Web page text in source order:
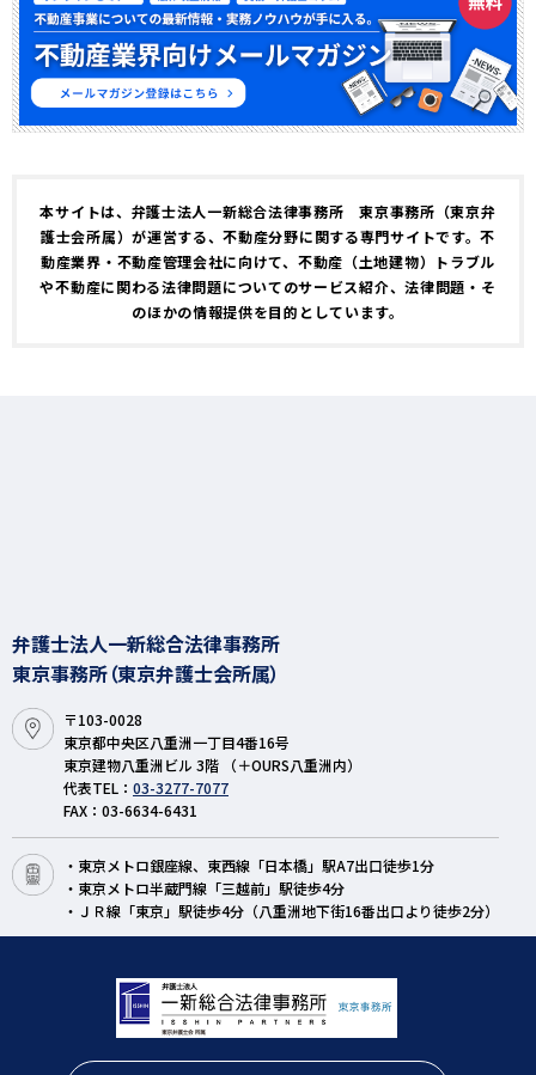
本サイトは、弁護士法人一新総合法律事務所 東京事務所（東京弁
護士会所属）が運営する、不動産分野に関する専門サイトです。不
動産業界・不動産管理会社に向けて、不動産（土地建物）トラブル
や不動産に関わる法律問題についてのサービス紹介、法律問題・そ
のほかの情報提供を目的としています。
弁護士法人一新総合法律事務所
東京事務所（東京弁護士会所属）
〒103-0028
東京都中央区八重洲一丁目4番16号
東京建物八重洲ビル 3階 （＋OURS八重洲内）
代表TEL： 03-3277-7077
FAX：03-6634-6431
・東京メトロ銀座線、東西線「日本橋」駅A7出口徒歩1分
・東京メトロ半蔵門線「三越前」駅徒歩4分
・ＪＲ線「東京」駅徒歩4分（八重洲地下街16番出口より徒歩2分）